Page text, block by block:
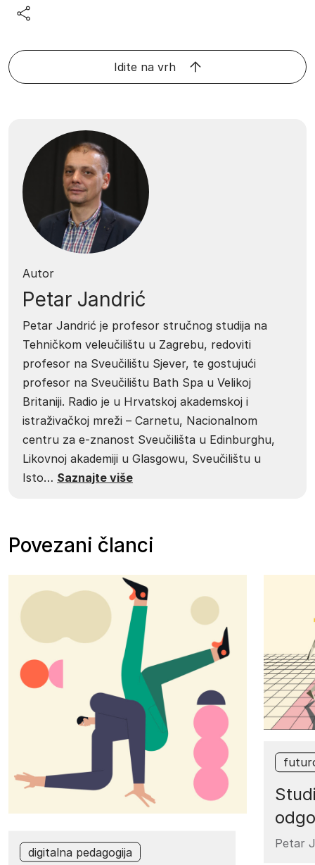
Idite na vrh
Autor
Petar Jandrić
Petar Jandrić je profesor stručnog studija na
Tehničkom veleučilištu u Zagrebu, redoviti
profesor na Sveučilištu Sjever, te gostujući
profesor na Sveučilištu Bath Spa u Velikoj
Britaniji. Radio je u Hrvatskoj akademskoj i
istraživačkoj mreži – Carnetu, Nacionalnom
centru za e-znanost Sveučilišta u Edinburghu,
Likovnoj akademiji u Glasgowu, Sveučilištu u
Isto… Saznajte više
Povezani članci
digitalna pedagogija
Petar